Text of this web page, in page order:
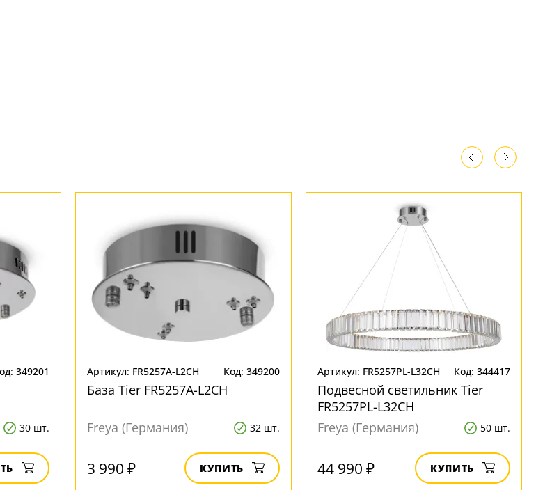
349201
30 шт.
Артикул: FR5257A-L2CH Код: 349200
База Tier FR5257A-L2CH
Freya (Германия) 32 шт.
3 990 ₽ КУПИТЬ
Артикул: FR5257PL-L32CH Код: 344417
Подвесной светильник Tier
FR5257PL-L32CH
Freya (Германия)
50 шт.
44 990 ₽ КУПИТЬ